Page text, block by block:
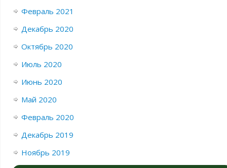
Февраль 2021
Декабрь 2020
Октябрь 2020
Июль 2020
Июнь 2020
Май 2020
Февраль 2020
Декабрь 2019
Ноябрь 2019